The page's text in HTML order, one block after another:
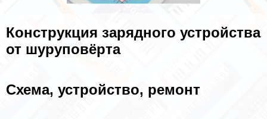
Конструкция зарядного устройства
от шуруповёрта
Схема, устройство, ремонт